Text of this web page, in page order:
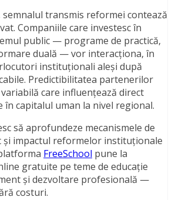
transmis reformei contează
Companiile care investesc în
public — programe de practică,
duală — vor interacționa, în
instituționali aleși după
Predictibilitatea partenerilor
care influențează direct
în capitalul uman la nivel regional.
să aprofundeze mecanismele de
și impactul reformelor instituționale
FreeSchool pune la
gratuite pe teme de educație
și dezvoltare profesională —
costuri.